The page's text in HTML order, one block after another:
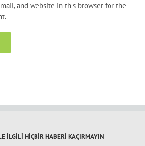
and website in this browser for the
İLGİLİ HİÇBİR HABERİ KAÇIRMAYIN